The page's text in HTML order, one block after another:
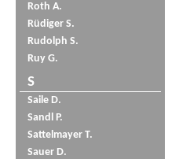
Roth A.
Rüdiger S.
Rudolph S.
Ruy G.
S
Saile D.
Sandl P.
Sattelmayer T.
Sauer D.